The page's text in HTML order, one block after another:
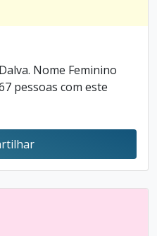
Nome Feminino
pessoas com este